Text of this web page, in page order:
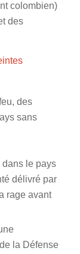
colombien)
des
des
sans
dans le pays
délivré par
rage avant
la Défense